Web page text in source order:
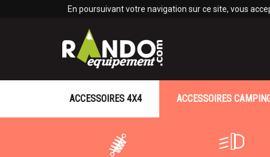
En poursuivant votre navigation sur ce site, vous
ACCESSOIRES 4X4 ACCESSOIRES
Panneau de gestion des cookies